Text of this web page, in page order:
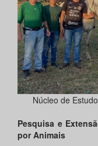
Núcleo de
Pesquisa e
por Animais